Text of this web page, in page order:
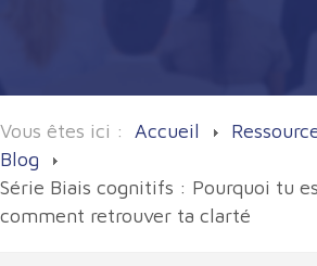
Vous êtes ici : Accueil
Blog
Série Biais cognitifs : Pourquoi tu
comment retrouver ta clarté